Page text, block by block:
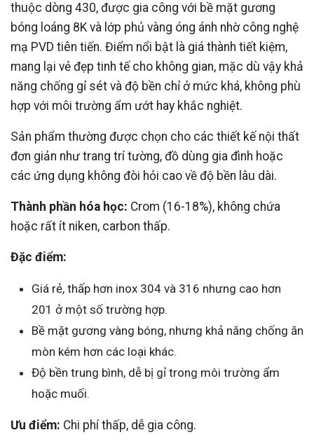
thuộc dòng 430, được gia công với bề mặt gương
bóng loáng 8K và lớp phủ vàng óng ánh nhờ công nghệ
mạ PVD tiên tiến. Điểm nổi bật là giá thành tiết kiệm,
mang lại vẻ đẹp tinh tế cho không gian, mặc dù vậy khả
năng chống gỉ sét và độ bền chỉ ở mức khá, không phù
hợp với môi trường ẩm ướt hay khắc nghiệt.
Sản phẩm thường được chọn cho các thiết kế nội thất
đơn giản như trang trí tường, đồ dùng gia đình hoặc
các ứng dụng không đòi hỏi cao về độ bền lâu dài.
Thành phần hóa học: Crom (16-18%), không chứa
hoặc rất ít niken, carbon thấp.
Đặc điểm:
Giá rẻ, thấp hơn inox 304 và 316 nhưng cao hơn
201 ở một số trường hợp.
Bề mặt gương vàng bóng, nhưng khả năng chống ăn
mòn kém hơn các loại khác.
Độ bền trung bình, dễ bị gỉ trong môi trường ẩm
hoặc muối.
Ưu điểm: Chi phí thấp, dễ gia công.